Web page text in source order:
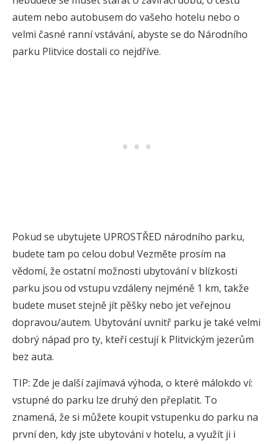
autem nebo autobusem do vašeho hotelu nebo o
velmi časné ranní vstávání, abyste se do Národního
parku Plitvice dostali co nejdříve.
Pokud se ubytujete UPROSTŘED národního parku,
budete tam po celou dobu! Vezměte prosím na
vědomí, že ostatní možnosti ubytování v blízkosti
parku jsou od vstupu vzdáleny nejméně 1 km, takže
budete muset stejně jít pěšky nebo jet veřejnou
dopravou/autem. Ubytování uvnitř parku je také velmi
dobrý nápad pro ty, kteří cestují k Plitvickým jezerům
bez auta.
TIP: Zde je další zajímavá výhoda, o které málokdo ví:
vstupné do parku lze druhý den přeplatit. To
znamená, že si můžete koupit vstupenku do parku na
první den, kdy jste ubytováni v hotelu, a využít ji i